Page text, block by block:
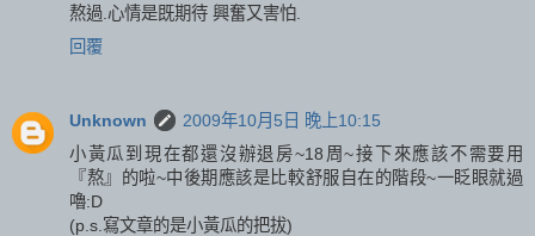
熬過.心情是既期待 興奮又害怕.
回覆
Unknown
2009年10月5日 晚上10:15
小黃瓜到現在都還沒辦退房~18周~接下來應該不需要用
『熬』的啦~中後期應該是比較舒服自在的階段~一眨眼就過
嚕:D
(p.s.寫文章的是小黃瓜的把拔)